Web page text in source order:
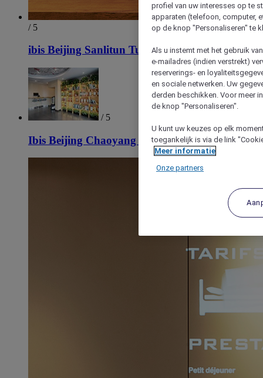
/ 5
ibis Beijing Sanlitun Tuanjie Lake Hotel
/ 5
Ibis Beijing Chaoyang Joy City Hotel
profiel van uw interesses op te
apparaten (telefoon, computer,
op de knop "Personaliseren" te
Als u instemt met het gebruik
e-mailadres (indien verstrekt)
reserverings- en
en sociale netwerken. Uw
derden beschikken. Voor meer
de knop "Personaliseren".
U kunt uw keuzes op elk
toegankelijk is via de link
Meer informatie
Onze partners